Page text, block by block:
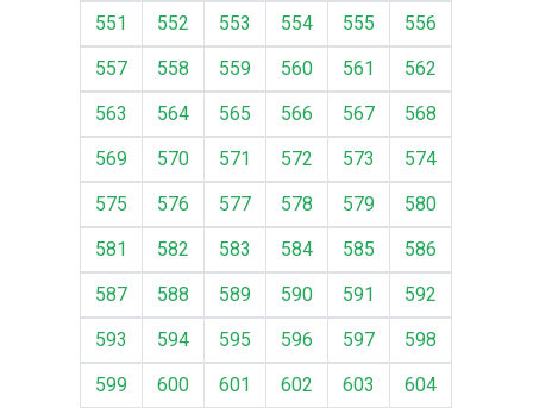
551
552 553 554 555
556
557
558 559 560 561
562
563
564 565 566 567
568
569
570 571 572 573
574
575
576 577 578 579
580
581
582 583 584 585
586
587
588 589 590 591
592
593
594 595 596 597
598
599
600 601 602 603
604